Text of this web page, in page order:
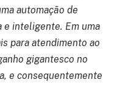
automação de
e inteligente. Em uma
para atendimento ao
gigantesco no
e consequentemente